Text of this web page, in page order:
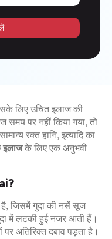
लिए उचित इलाज की
समय पर नहीं किया गया, तो
रक्त हानि, इत्यादि का
इलाजके लिए एक अनुभवी
है, जिसमें गुदा की नसें सूज
में लटकी हुई नजर आती हैं।
अतिरिक्त दबाव पड़ता है।